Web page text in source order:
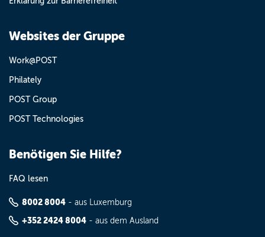
Websites der Gruppe
Work@POST
Philately
POST Group
POST Technologies
Benötigen Sie Hilfe?
FAQ lesen
8002 8004 - aus Luxemburg
+352 2424 8004 - aus dem Ausland